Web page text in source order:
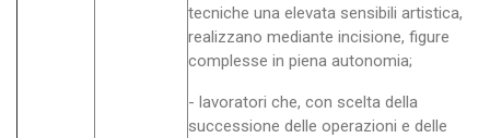
tecniche una elevata sensibili artistica,
realizzano mediante incisione, figure
complesse in piena autonomia;
- lavoratori che, con scelta della
successione delle operazioni e delle